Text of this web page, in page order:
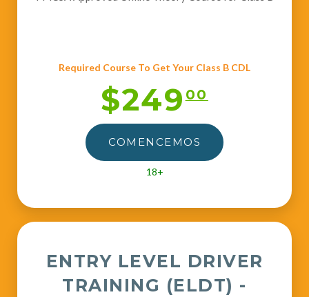
Required Course To Get Your Class B CDL
$24900
COMENCEMOS
18+
ENTRY LEVEL DRIVER
TRAINING (ELDT) -